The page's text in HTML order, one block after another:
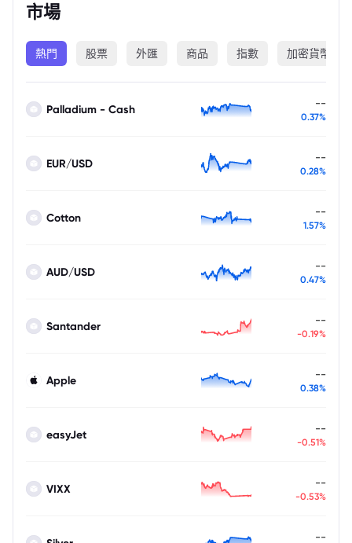
市場
熱門 股票 外匯 商品 指數 加密貨幣
Palladium - Cash --
0.37%
EUR/USD --
0.28%
Cotton --
1.57%
AUD/USD --
0.47%
Santander --
-0.19%
Apple --
0.38%
easyJet --
-0.51%
VIXX --
-0.53%
--